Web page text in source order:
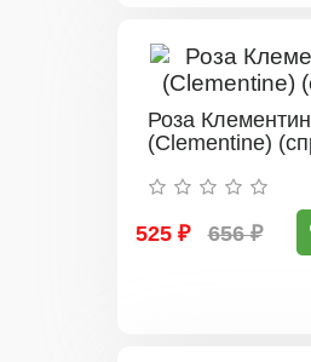
Роза
(Clementine)
525 ₽ 656 ₽